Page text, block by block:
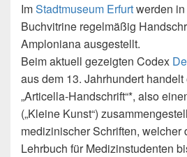
ImStadtmuseum Erfurtwerden
Buchvitrine regelmäßig
Amploniana ausgestellt.
Beim aktuell gezeigten Codex
aus dem 13. Jahrhundert
„Articella-Handschrift“*, also
(„Kleine Kunst“)
medizinischer Schriften, welcher
Lehrbuch für Medizinstudenten